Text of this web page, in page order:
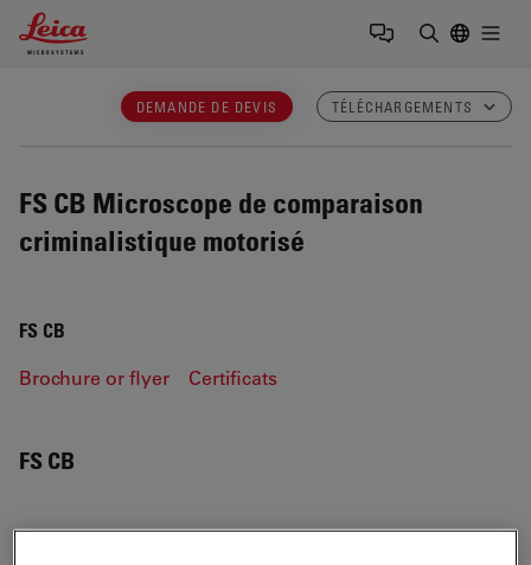
Leica Microsystems Logo
DEMANDE DE DEVIS TÉLÉCHARGEMENTS
FS CB Microscope de comparaison
criminalistique motorisé
FS CB
Brochure or flyer Certificats
FS CB